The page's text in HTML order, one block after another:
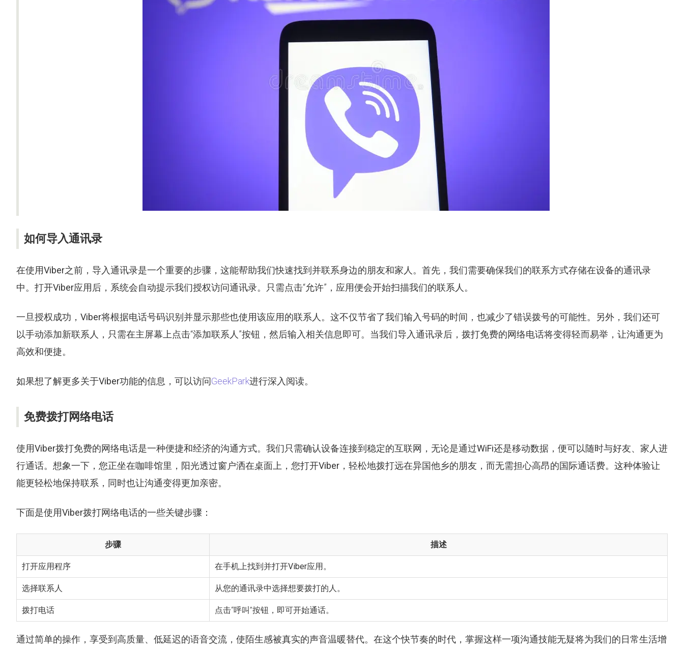
如何导入通讯录
在使用Viber之前，导入通讯录是一个重要的步骤，这能帮助我们快速找到并联系身边的朋友和家人。首先，我们需要确保我们的联系方式存储在设备的通讯录
中。打开Viber应用后，系统会自动提示我们授权访问通讯录。只需点击“允许”，应用便会开始扫描我们的联系人。
一旦授权成功， Viber将根据电话号码识别并显示那些也使用该应用的联系人。这不仅节省了我们输入号码的时间，也减少了错误拨号的可能性。另外，我们还可
以手动添加新联系人，只需在主屏幕上点击“添加联系人”按钮，然后输入相关信息即可。当我们导入通讯录后，拨打免费的网络电话将变得轻而易举，让沟通更为
高效和便捷。
如果想了解更多关于Viber功能的信息，可以访问GeekPark进行深入阅读。
免费拨打网络电话
使用Viber拨打免费的网络电话是一种便捷和经济的沟通方式。我们只需确认设备连接到稳定的互联网，无论是通过WiFi还是移动数据，便可以随时与好友、家人进
行通话。想象一下，您正坐在咖啡馆里，阳光透过窗户洒在桌面上，您打开Viber ，轻松地拨打远在异国他乡的朋友，而无需担心高昂的国际通话费。这种体验让
能更轻松地保持联系，同时也让沟通变得更加亲密。
下面是使用Viber拨打网络电话的一些关键步骤：
步骤 描述
打开应用程序 在手机上找到并打开Viber应用。
选择联系人 从您的通讯录中选择想要拨打的人。
拨打电话 点击“呼叫”按钮，即可开始通话。
通过简单的操作，享受到高质量、低延迟的语音交流，使陌生感被真实的声音温暖替代。在这个快节奏的时代，掌握这样一项沟通技能无疑将为我们的日常生活增